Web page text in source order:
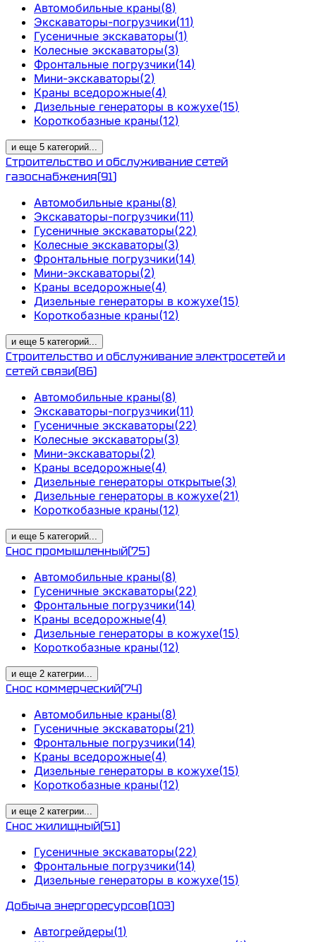
Автомобильные краны(8)
Экскаваторы-погрузчики(11)
Гусеничные экскаваторы(1)
Колесные экскаваторы(3)
Фронтальные погрузчики(14)
Мини-экскаваторы(2)
Краны вседорожные(4)
Дизельные генераторы в кожухе(15)
Короткобазные краны(12)
и еще 5 категорий...
Строительство и обслуживание сетей
газоснабжения(91)
Автомобильные краны(8)
Экскаваторы-погрузчики(11)
Гусеничные экскаваторы(22)
Колесные экскаваторы(3)
Фронтальные погрузчики(14)
Мини-экскаваторы(2)
Краны вседорожные(4)
Дизельные генераторы в кожухе(15)
Короткобазные краны(12)
и еще 5 категорий...
Строительство и обслуживание электросетей и
сетей связи(86)
Автомобильные краны(8)
Экскаваторы-погрузчики(11)
Гусеничные экскаваторы(22)
Колесные экскаваторы(3)
Мини-экскаваторы(2)
Краны вседорожные(4)
Дизельные генераторы открытые(3)
Дизельные генераторы в кожухе(21)
Короткобазные краны(12)
и еще 5 категорий...
Снос промышленный(75)
Автомобильные краны(8)
Гусеничные экскаваторы(22)
Фронтальные погрузчики(14)
Краны вседорожные(4)
Дизельные генераторы в кожухе(15)
Короткобазные краны(12)
и еще 2 категрии...
Снос коммерческий(74)
Автомобильные краны(8)
Гусеничные экскаваторы(21)
Фронтальные погрузчики(14)
Краны вседорожные(4)
Дизельные генераторы в кожухе(15)
Короткобазные краны(12)
и еще 2 категрии...
Снос жилищный(51)
Гусеничные экскаваторы(22)
Фронтальные погрузчики(14)
Дизельные генераторы в кожухе(15)
Добыча энергоресурсов(103)
Автогрейдеры(1)